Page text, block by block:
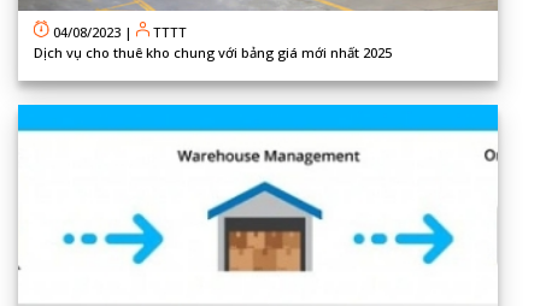
04/08/2023 |
TTTT
Dịch vụ cho thuê kho chung với bảng giá mới nhất 2025